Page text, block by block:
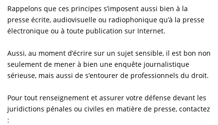
Rappelons que ces principes s’imposent aussi bien à la
presse écrite, audiovisuelle ou radiophonique qu’à la presse
électronique ou à toute publication sur Internet.
Aussi, au moment d’écrire sur un sujet sensible, il est bon non
seulement de mener à bien une enquête journalistique
sérieuse, mais aussi de s’entourer de professionnels du droit.
Pour tout renseignement et assurer votre défense devant les
juridictions pénales ou civiles en matière de presse, contactez
: